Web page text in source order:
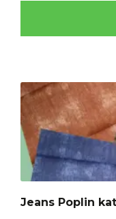
Jeans Poplin
Dit
heeft
meerdere
variaties.
Deze
kan